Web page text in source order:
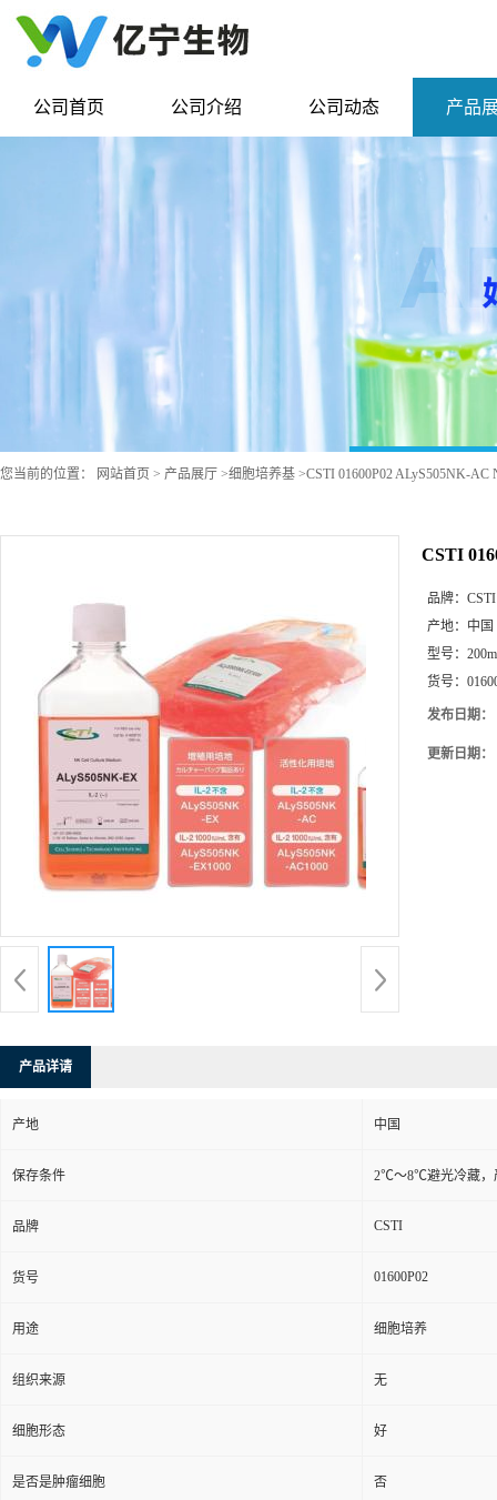
公司首页 公司介绍 公司动态 产品
您当前的位置： 网站首页 > 产品展厅 >细胞培养基 >CSTI 01600P02 ALyS505NK-
CSTI
品牌： CSTI
产地： 中国
型号：
货号：
发布日期：
更新日期：
产品详请
产地 中国
保存条件 2℃～8℃避光冷藏，
品牌 CSTI
货号 01600P02
用途 细胞培养
组织来源 无
细胞形态 好
是否是肿瘤细胞 否